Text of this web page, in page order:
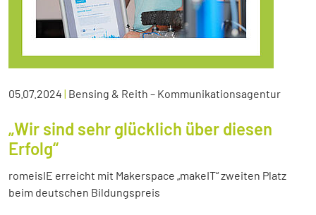
05.07.2024 | Bensing & Reith – Kommunikationsagentur
„Wir sind sehr glücklich über diesen
Erfolg“
romeisIE erreicht mit Makerspace „makeIT“ zweiten Platz
beim deutschen Bildungspreis